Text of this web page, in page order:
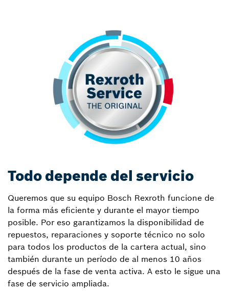
Todo depende del servicio
Queremos que su equipo Bosch Rexroth funcione de
la forma más eficiente y durante el mayor tiempo
posible. Por eso garantizamos la disponibilidad de
repuestos, reparaciones y soporte técnico no solo
para todos los productos de la cartera actual, sino
también durante un período de al menos 10 años
después de la fase de venta activa. A esto le sigue una
fase de servicio ampliada.